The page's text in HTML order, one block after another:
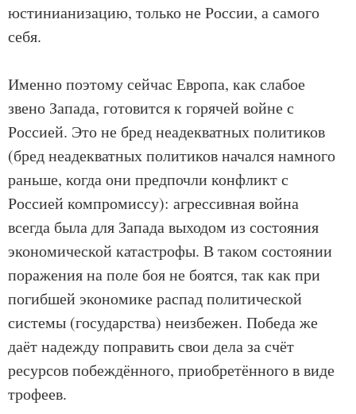
юстинианизацию, только не России, а самого
себя.
Именно поэтому сейчас Европа, как слабое
звено Запада, готовится к горячей войне с
Россией. Это не бред неадекватных политиков
(бред неадекватных политиков начался намного
раньше, когда они предпочли конфликт с
Россией компромиссу): агрессивная война
всегда была для Запада выходом из состояния
экономической катастрофы. В таком состоянии
поражения на поле боя не боятся, так как при
погибшей экономике распад политической
системы (государства) неизбежен. Победа же
даёт надежду поправить свои дела за счёт
ресурсов побеждённого, приобретённого в виде
трофеев.